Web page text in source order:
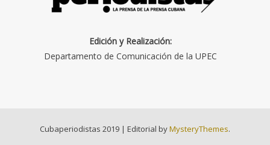
Edición y Realización:
Departamento de Comunicación de la UPEC
Cubaperiodistas 2019 | Editorial byMysteryThemes.